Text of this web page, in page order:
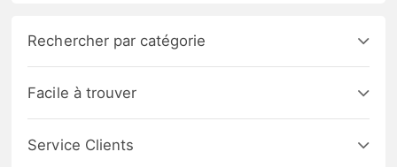
Rechercher par catégorie
Facile à trouver
Service Clients